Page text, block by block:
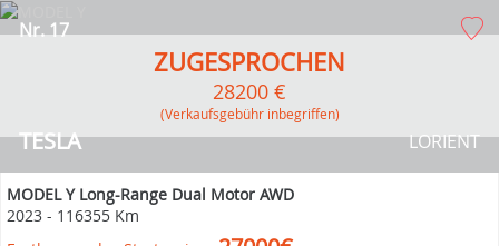
TESLA
Nr. 17
LORIENT
ZUGESPROCHEN
28200 €
(Verkaufsgebühr inbegriffen)
MODEL Y Long-Range Dual Motor AWD
2023 - 116355 Km